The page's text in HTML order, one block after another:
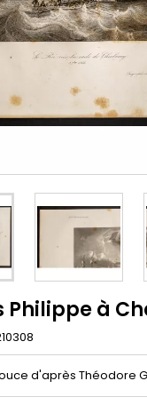
Philippe à
d'après Théodore